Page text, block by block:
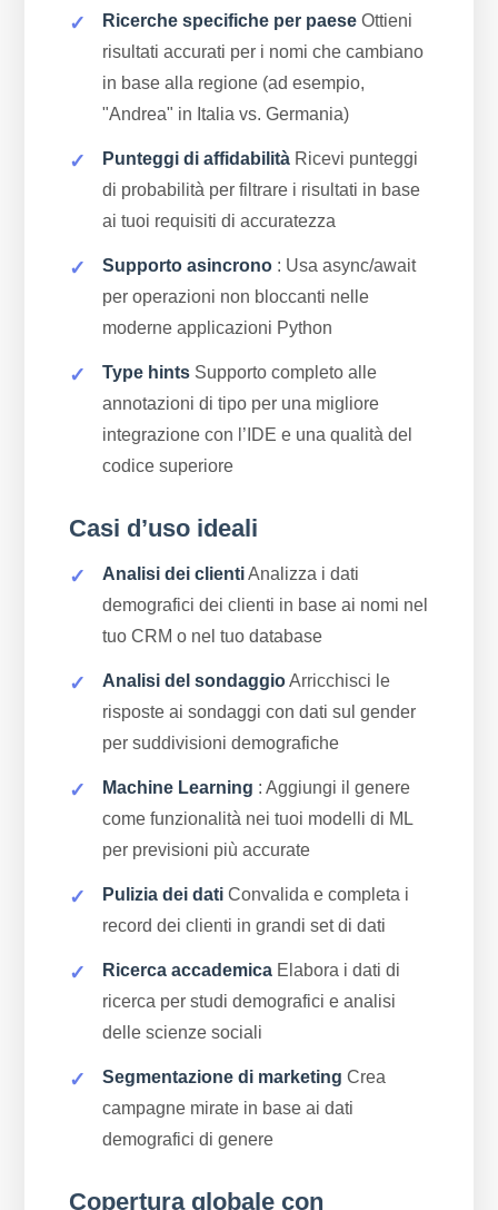
Ricerche specifiche per paese Ottieni
risultati accurati per i nomi che cambiano
in base alla regione (ad esempio,
"Andrea" in Italia vs. Germania)
Punteggi di affidabilità Ricevi punteggi
di probabilità per filtrare i risultati in base
ai tuoi requisiti di accuratezza
Supporto asincrono : Usa async/await
per operazioni non bloccanti nelle
moderne applicazioni Python
Type hints Supporto completo alle
annotazioni di tipo per una migliore
integrazione con l’IDE e una qualità del
codice superiore
Casi d’uso ideali
Analisi dei clientiAnalizza i dati
demografici dei clienti in base ai nomi nel
tuo CRM o nel tuo database
Analisi del sondaggioArricchisci le
risposte ai sondaggi con dati sul gender
per suddivisioni demografiche
Machine Learning : Aggiungi il genere
come funzionalità nei tuoi modelli di ML
per previsioni più accurate
Pulizia dei dati Convalida e completa i
record dei clienti in grandi set di dati
Ricerca accademica Elabora i dati di
ricerca per studi demografici e analisi
delle scienze sociali
Segmentazione di marketing Crea
campagne mirate in base ai dati
demografici di genere
Copertura globale con